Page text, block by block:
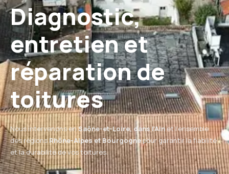
Diagnostic,
entretien et
réparation de
toitures
Nous intervenons enSaône-et-Loire, dans l’Ainet l’ensemble
des régionsRhône-Alpes et Bourgognepour garantir la fiabilité
et la durabilité de vos toitures.